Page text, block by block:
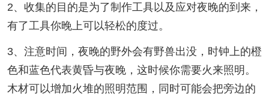
2、收集的目的是为了制作工具以及应对夜晚的到来，
有了工具你晚上可以轻松的度过。
3、注意时间，夜晚的野外会有野兽出没，时钟上的橙
色和蓝色代表黄昏与夜晚，这时候你需要火来照明。
木材可以增加火堆的照明范围，同时可能会把旁边的